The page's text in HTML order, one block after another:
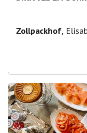
Zollpackhof,